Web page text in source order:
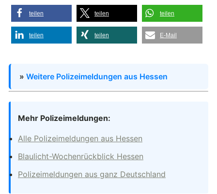
teilen teilen teilen
teilen teilen E-Mail
» Weitere Polizeimeldungen aus Hessen
Mehr Polizeimeldungen:
Alle Polizeimeldungen aus Hessen
Blaulicht-Wochenrückblick Hessen
Polizeimeldungen aus ganz Deutschland